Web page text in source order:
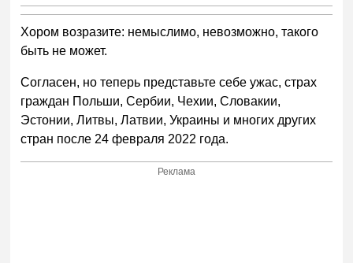
Хором возразите: немыслимо, невозможно, такого
быть не может.
Согласен, но теперь представьте себе ужас, страх
граждан Польши, Сербии, Чехии, Словакии,
Эстонии, Литвы, Латвии, Украины и многих других
стран после 24 февраля 2022 года.
Реклама